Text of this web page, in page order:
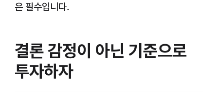
은 필수입니다.
결론 감정이 아닌 기준으로
투자하자